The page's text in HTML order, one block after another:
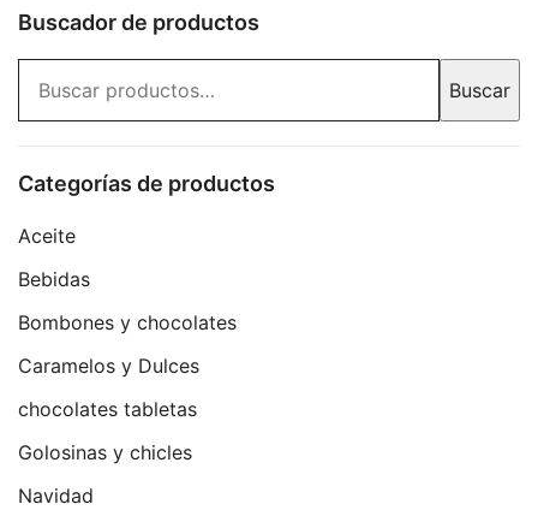
Buscador de productos
por:
Buscar
Categorías de productos
Aceite
Bebidas
Bombones y chocolates
Caramelos y Dulces
chocolates tabletas
Golosinas y chicles
Navidad